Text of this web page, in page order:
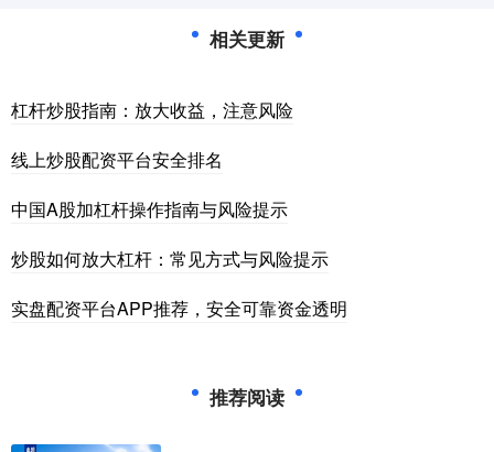
相关更新
杠杆炒股指南：放大收益，注意风险
线上炒股配资平台安全排名
中国A股加杠杆操作指南与风险提示
炒股如何放大杠杆：常见方式与风险提示
实盘配资平台APP推荐，安全可靠资金透明
推荐阅读